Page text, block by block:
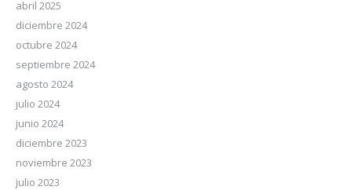
abril 2025
diciembre 2024
octubre 2024
septiembre 2024
agosto 2024
julio 2024
junio 2024
diciembre 2023
noviembre 2023
julio 2023